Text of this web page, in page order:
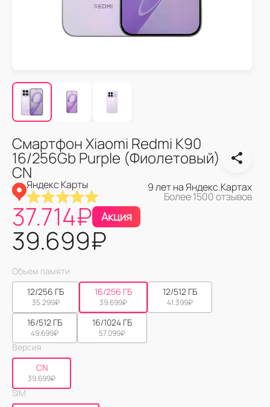
Смартфон Xiaomi Redmi K90
16/256Gb Purple (Фиолетовый)
CN
Яндекс Карты 9 лет на Яндекс.Картах
Более 1500 отзывов
37.714₽ Акция
39.699₽
Объем памяти
12/256 ГБ
35.299₽
16/256 ГБ
39.699₽
12/512 ГБ
41.399₽
16/512 ГБ
49.699₽
16/1024 ГБ
57.099₽
Версия
CN
39.699₽
SIM